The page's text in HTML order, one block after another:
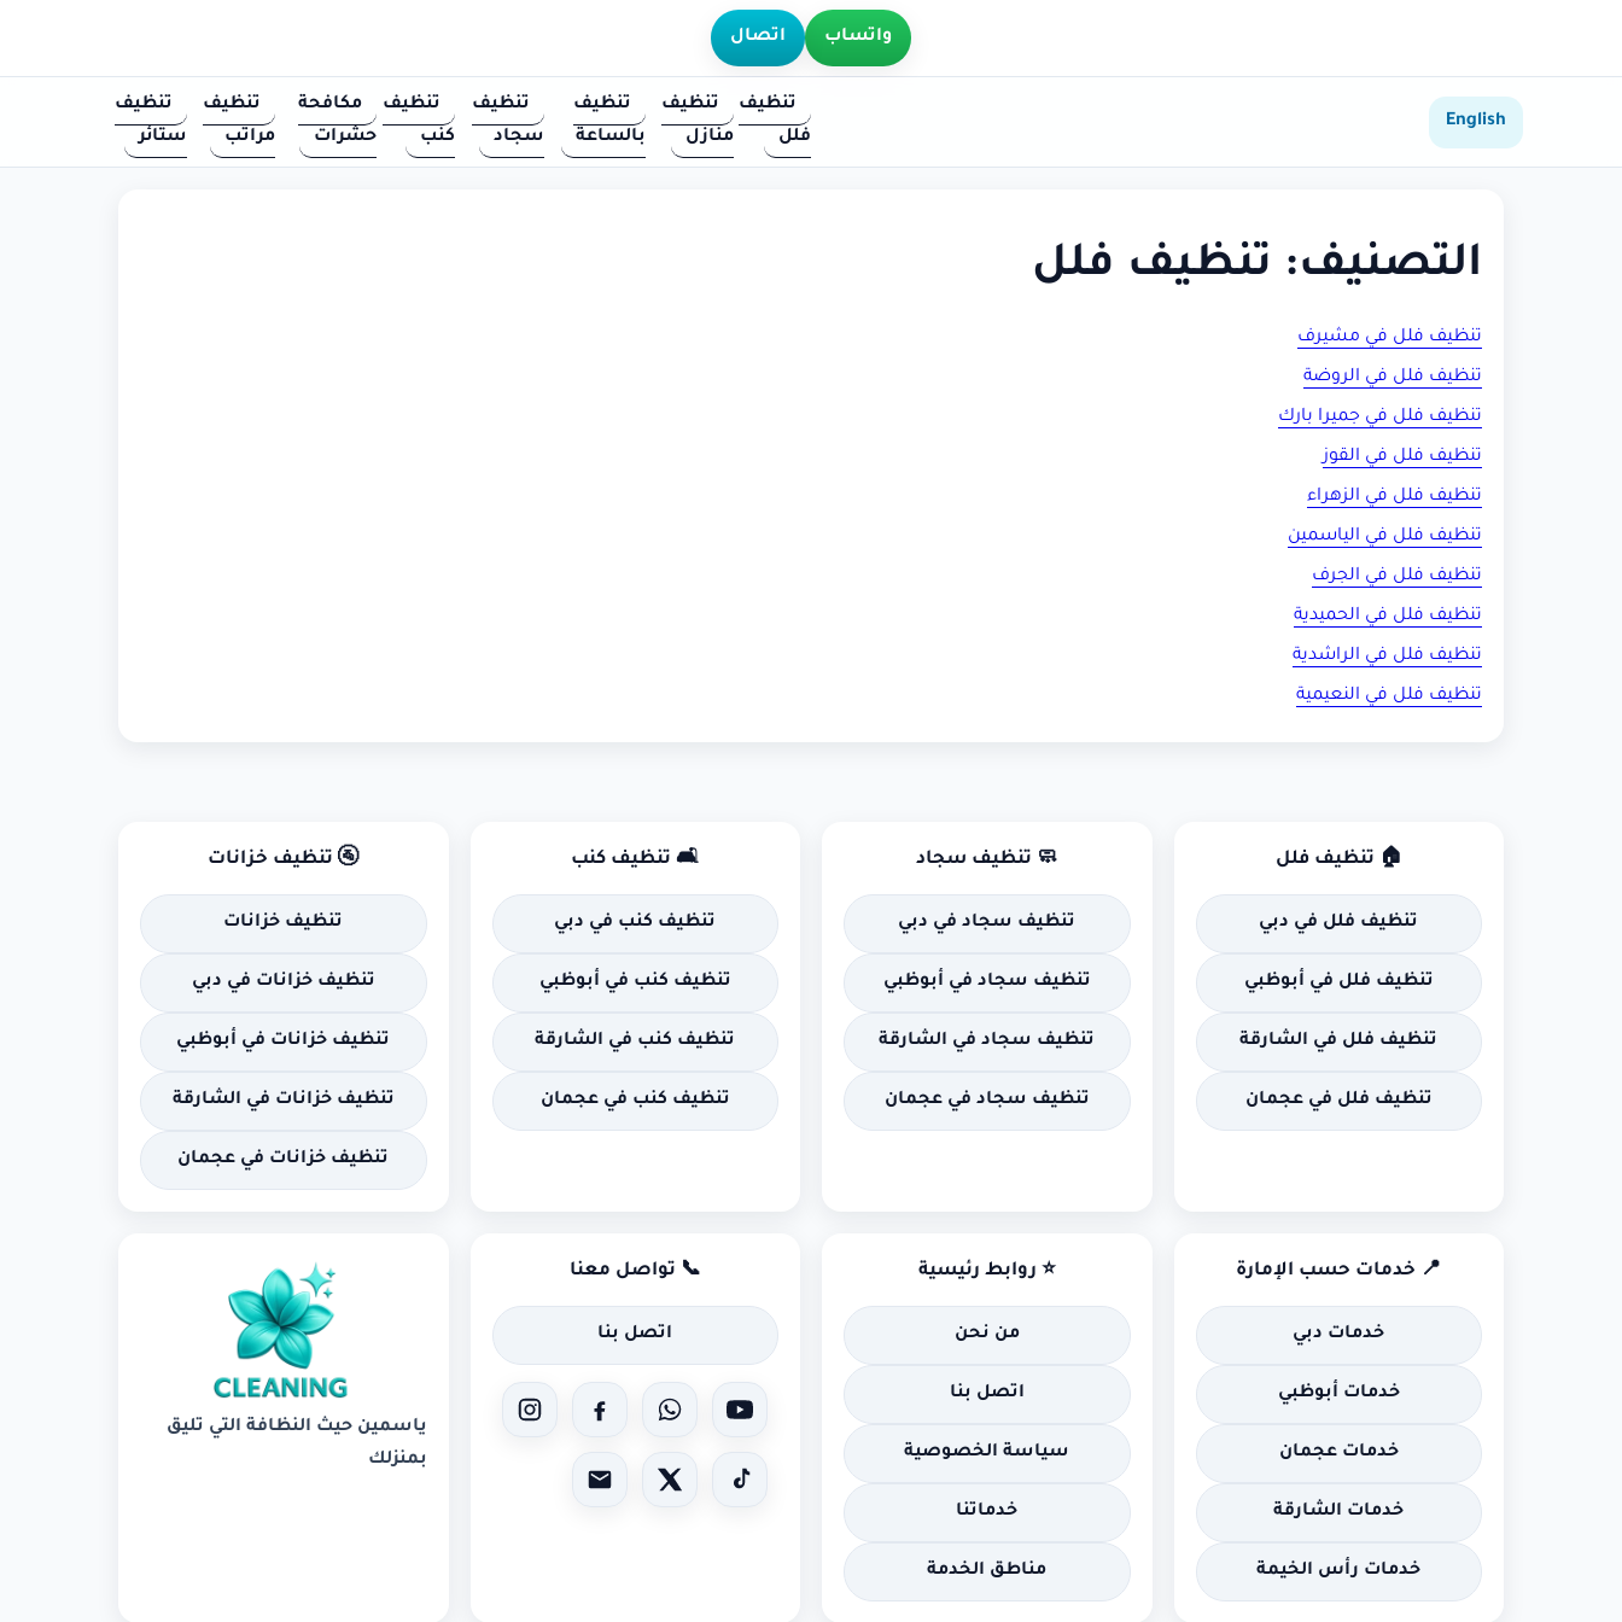
واتساب اتصال
English
تنظيف
فلل
تنظيف
منازل
تنظيف
بالساعة
تنظيف
سجاد
تنظيف
كنب
مكافحة
حشرات
تنظيف
مراتب
تنظيف
ستائر
التصنيف: تنظيف فلل
تنظيف فلل في مشيرف
تنظيف فلل في الروضة
تنظيف فلل في جميرا بارك
تنظيف فلل في القوز
تنظيف فلل في الزهراء
تنظيف فلل في الياسمين
تنظيف فلل في الجرف
تنظيف فلل في الحميدية
تنظيف فلل في الراشدية
تنظيف فلل في النعيمية
🏠 تنظيف فلل
تنظيف فلل في دبي
تنظيف فلل في أبوظبي
تنظيف فلل في الشارقة
تنظيف فلل في عجمان
🧼 تنظيف سجاد
تنظيف سجاد في دبي
تنظيف سجاد في أبوظبي
تنظيف سجاد في الشارقة
تنظيف سجاد في عجمان
🛋 تنظيف كنب
تنظيف كنب في دبي
تنظيف كنب في أبوظبي
تنظيف كنب في الشارقة
تنظيف كنب في عجمان
🚰 تنظيف خزانات
تنظيف خزانات
تنظيف خزانات في دبي
تنظيف خزانات في أبوظبي
تنظيف خزانات في الشارقة
تنظيف خزانات في عجمان
📍 خدمات حسب الإمارة
خدمات دبي
خدمات أبوظبي
خدمات عجمان
خدمات الشارقة
خدمات رأس الخيمة
⭐ روابط رئيسية
من نحن
اتصل بنا
سياسة الخصوصية
خدماتنا
مناطق الخدمة
📞 تواصل معنا
اتصل بنا
ياسمين حيث النظافة التي تليق
بمنزلك